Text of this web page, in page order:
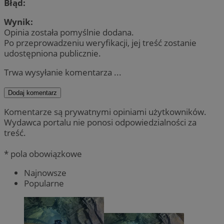
Błąd:
Wynik:
Opinia została pomyślnie dodana.
Po przeprowadzeniu weryfikacji, jej treść zostanie
udostępniona publicznie.
Trwa wysyłanie komentarza ...
Dodaj komentarz
Komentarze są prywatnymi opiniami użytkowników.
Wydawca portalu nie ponosi odpowiedzialności za
treść.
* pola obowiązkowe
Najnowsze
Popularne